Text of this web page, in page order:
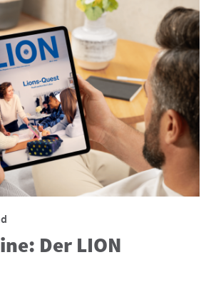
Der LION